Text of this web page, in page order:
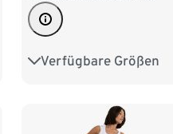
Verfügbare Größen
XS 32/34 S 36/38